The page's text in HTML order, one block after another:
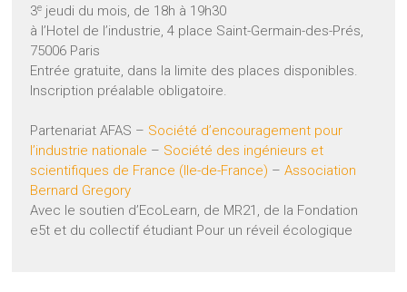
3e jeudi du mois, de 18h à 19h30
à l’Hotel de l’industrie, 4 place Saint-Germain-des-Prés,
75006 Paris
Entrée gratuite, dans la limite des places disponibles.
Inscription préalable obligatoire.
Partenariat AFAS – Société d’encouragement pour
l’industrie nationale – Société des ingénieurs et
scientifiques de France (Ile-de-France) –Association
Bernard Gregory
Avec le soutien d’EcoLearn, de MR21, de la Fondation
e5t et du collectif étudiant Pour un réveil écologique